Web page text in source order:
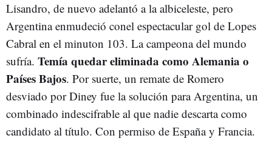
Lisandro, de nuevo adelantó a la albiceleste, pero
Argentina enmudeció conel espectacular gol de Lopes
Cabral en el minuton 103. La campeona del mundo
sufría. Temía quedar eliminada como Alemania o
Países Bajos. Por suerte, un remate de Romero
desviado por Diney fue la solución para Argentina, un
combinado indescifrable al que nadie descarta como
candidato al título. Con permiso de España y Francia.